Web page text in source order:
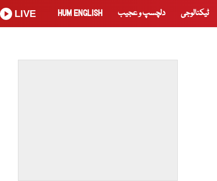
ٹیکنالوجی دلچسپ و عجیب HUM ENGLISH
LIVE